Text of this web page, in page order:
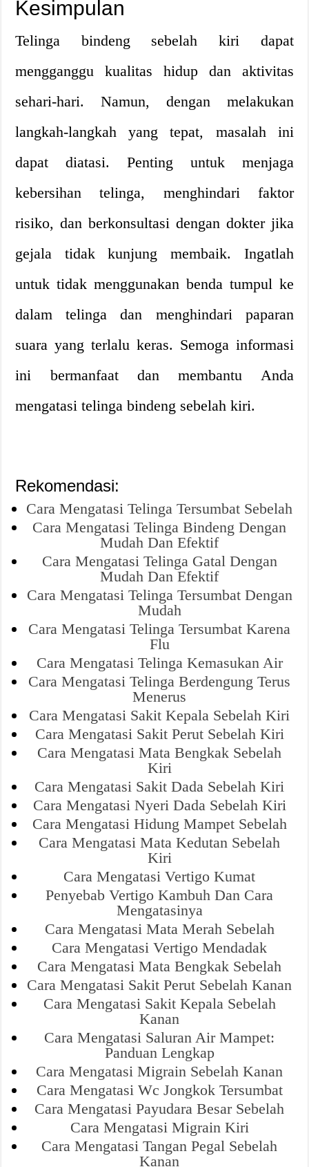
Kesimpulan
Telinga bindeng sebelah kiri dapat
mengganggu kualitas hidup dan aktivitas
sehari-hari. Namun, dengan melakukan
langkah-langkah yang tepat, masalah ini
dapat diatasi. Penting untuk menjaga
kebersihan telinga, menghindari faktor
risiko, dan berkonsultasi dengan dokter jika
gejala tidak kunjung membaik. Ingatlah
untuk tidak menggunakan benda tumpul ke
dalam telinga dan menghindari paparan
suara yang terlalu keras. Semoga informasi
ini bermanfaat dan membantu Anda
mengatasi telinga bindeng sebelah kiri.
Rekomendasi:
Cara Mengatasi Telinga Tersumbat Sebelah
Cara Mengatasi Telinga Bindeng Dengan
Mudah Dan Efektif
Cara Mengatasi Telinga Gatal Dengan
Mudah Dan Efektif
Cara Mengatasi Telinga Tersumbat Dengan
Mudah
Cara Mengatasi Telinga Tersumbat Karena
Flu
Cara Mengatasi Telinga Kemasukan Air
Cara Mengatasi Telinga Berdengung Terus
Menerus
Cara Mengatasi Sakit Kepala Sebelah Kiri
Cara Mengatasi Sakit Perut Sebelah Kiri
Cara Mengatasi Mata Bengkak Sebelah
Kiri
Cara Mengatasi Sakit Dada Sebelah Kiri
Cara Mengatasi Nyeri Dada Sebelah Kiri
Cara Mengatasi Hidung Mampet Sebelah
Cara Mengatasi Mata Kedutan Sebelah
Kiri
Cara Mengatasi Vertigo Kumat
Penyebab Vertigo Kambuh Dan Cara
Mengatasinya
Cara Mengatasi Mata Merah Sebelah
Cara Mengatasi Vertigo Mendadak
Cara Mengatasi Mata Bengkak Sebelah
Cara Mengatasi Sakit Perut Sebelah Kanan
Cara Mengatasi Sakit Kepala Sebelah
Kanan
Cara Mengatasi Saluran Air Mampet:
Panduan Lengkap
Cara Mengatasi Migrain Sebelah Kanan
Cara Mengatasi Wc Jongkok Tersumbat
Cara Mengatasi Payudara Besar Sebelah
Cara Mengatasi Migrain Kiri
Cara Mengatasi Tangan Pegal Sebelah
Kanan